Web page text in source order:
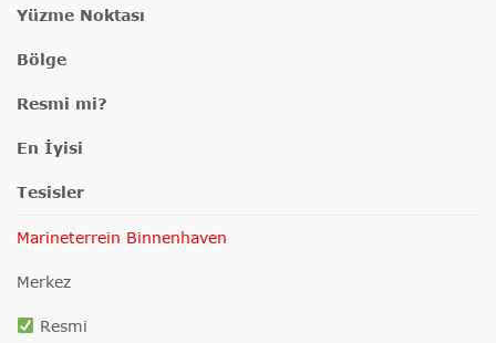
Yüzme Noktası
Bölge
Resmi mi?
En İyisi
Tesisler
Marineterrein Binnenhaven
Merkez
Resmi